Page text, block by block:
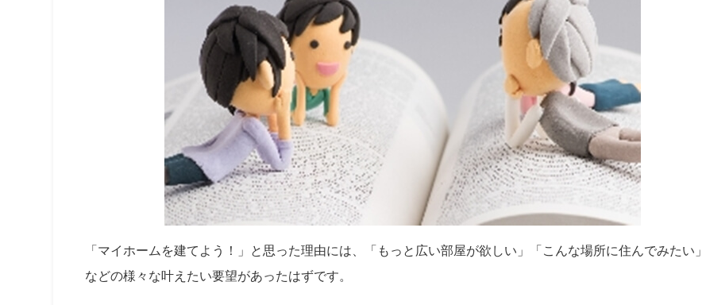
「マイホームを建てよう！」と思った理由には、「もっと広い部屋が欲しい」「こんな場所に住んでみたい」
などの様々な叶えたい要望があったはずです。